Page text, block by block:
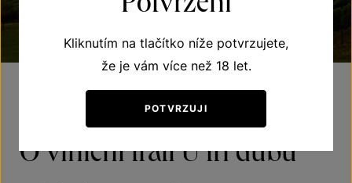
O viniční trati U tří dubů
Kliknutím na tlačítko níže potvrzujete,
že je vám více než 18 let.
POTVRZUJI